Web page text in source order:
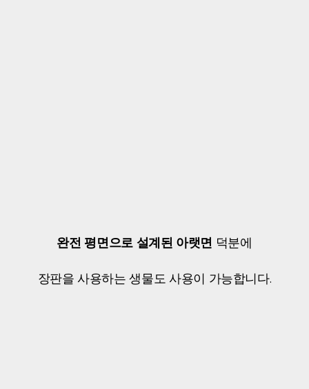
완전 평면으로 설계된 아랫면 덕분에
장판을 사용하는 생물도 사용이 가능합니다.